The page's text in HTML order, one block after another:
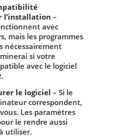
l’installation –
avec
mais les programmes
nécessairement
si votre
avec le logiciel
le logiciel – Si le
correspondent,
Les paramètres
le rendre aussi
utiliser.